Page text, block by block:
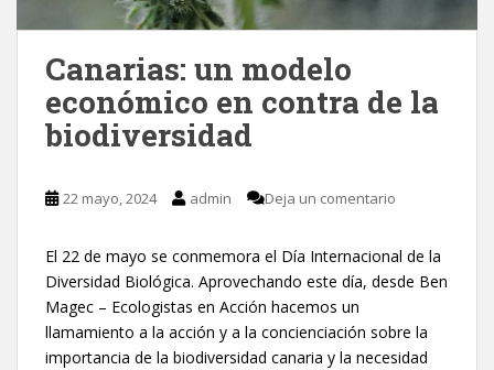
Canarias: un modelo
económico en contra de la
biodiversidad
22 mayo, 2024 admin Deja un comentario
El 22 de mayo se conmemora el Día Internacional de la
Diversidad Biológica. Aprovechando este día, desde Ben
Magec – Ecologistas en Acción hacemos un
llamamiento a la acción y a la concienciación sobre la
importancia de la biodiversidad canaria y la necesidad